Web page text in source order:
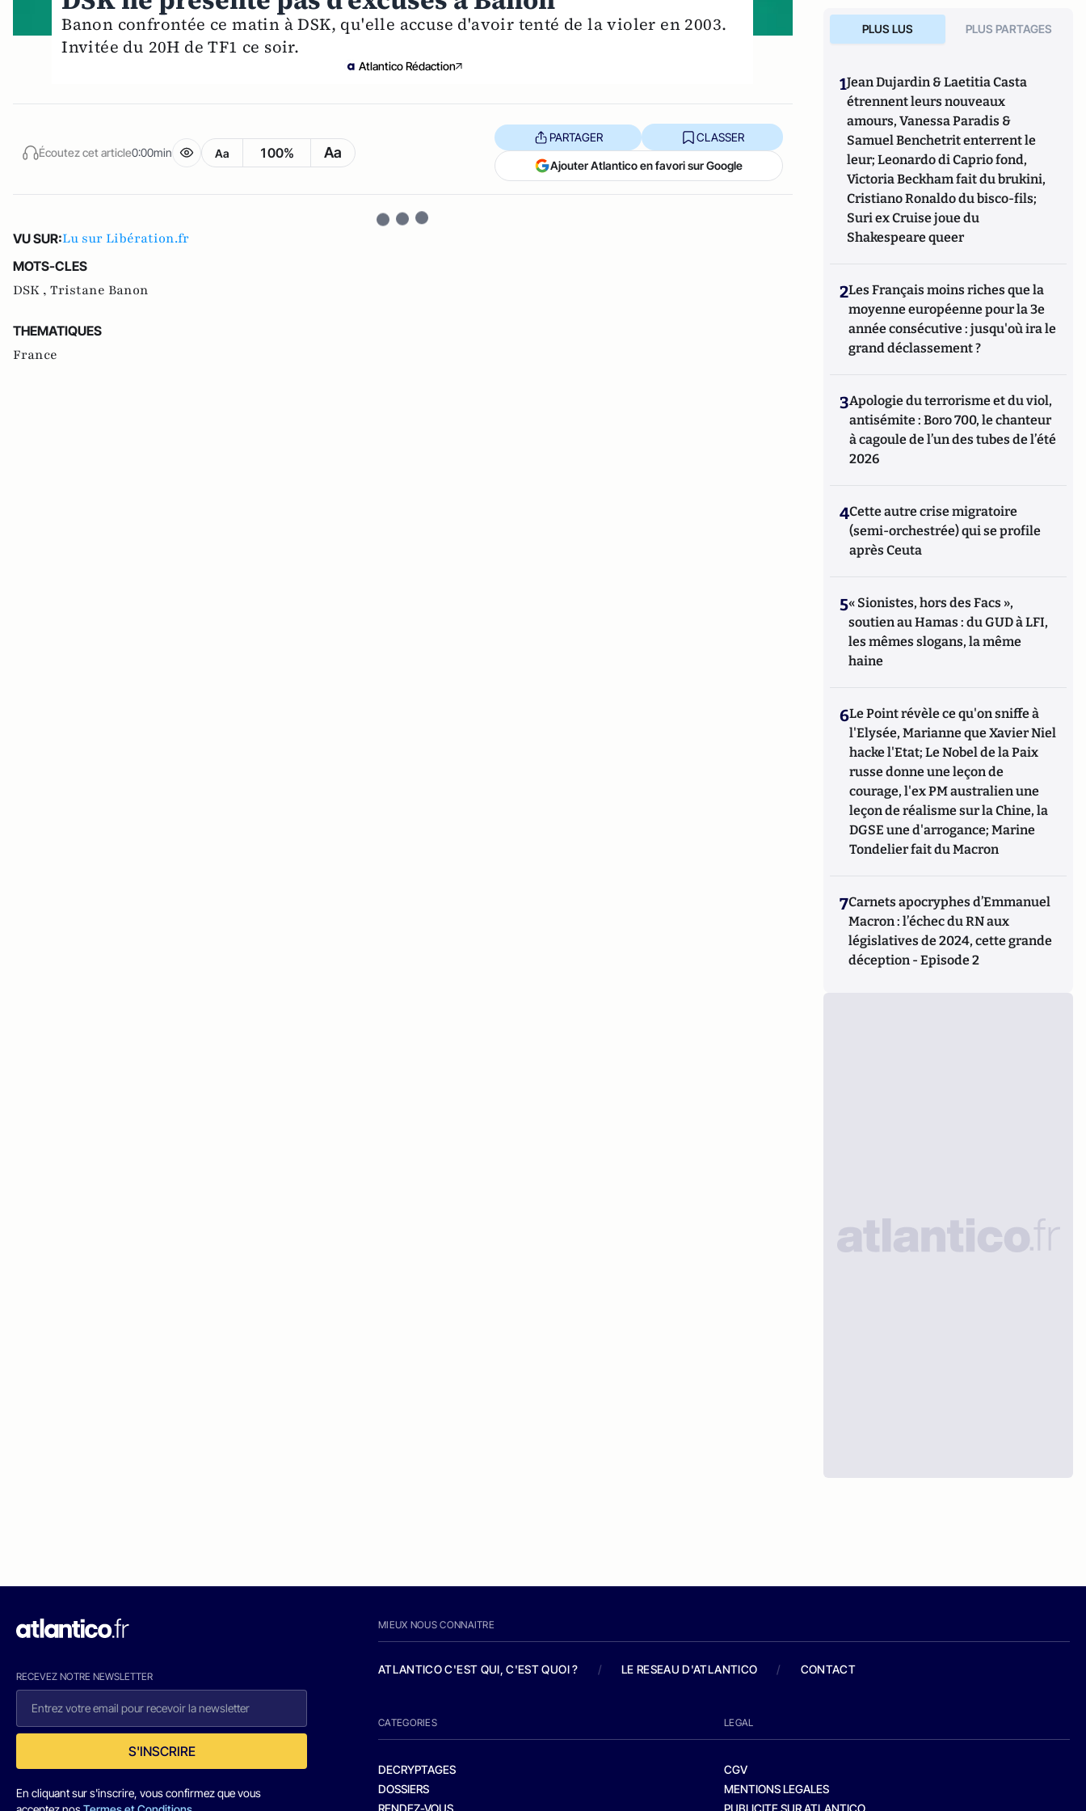
Banon confrontée ce matin à DSK, qu'elle accuse d'avoir tenté de la violer en 2003.
Invitée du 20H de TF1 ce soir.
Atlantico Rédaction
Écoutez cet article0:00min Aa 100% Aa
PARTAGER CLASSER
Ajouter Atlantico en favori sur Google
VU SUR:Lu sur Libération.fr
MOTS-CLES
DSK , Tristane Banon
THEMATIQUES
France
PLUS LUS PLUS PARTAGES
1Jean Dujardin & Laetitia Casta
étrennent leurs nouveaux
amours, Vanessa Paradis &
Samuel Benchetrit enterrent le
leur; Leonardo di Caprio fond,
Victoria Beckham fait du brukini,
Cristiano Ronaldo du bisco-fils;
Suri ex Cruise joue du
Shakespeare queer
2Les Français moins riches que la
moyenne européenne pour la 3e
année consécutive : jusqu'où ira le
grand déclassement ?
3Apologie du terrorisme et du viol,
antisémite : Boro 700, le chanteur
à cagoule de l’un des tubes de l’été
2026
4Cette autre crise migratoire
(semi-orchestrée) qui se profile
après Ceuta
5« Sionistes, hors des Facs »,
soutien au Hamas : du GUD à LFI,
les mêmes slogans, la même
haine
6Le Point révèle ce qu'on sniffe à
l'Elysée, Marianne que Xavier Niel
hacke l'Etat; Le Nobel de la Paix
russe donne une leçon de
courage, l'ex PM australien une
leçon de réalisme sur la Chine, la
DGSE une d'arrogance; Marine
Tondelier fait du Macron
7Carnets apocryphes d’Emmanuel
Macron : l’échec du RN aux
législatives de 2024, cette grande
déception - Episode 2
RECEVEZ NOTRE NEWSLETTER
S'INSCRIRE
En cliquant sur s'inscrire, vous confirmez que vous
MIEUX NOUS CONNAITRE
ATLANTICO C'EST QUI, C'EST QUOI ? / LE RESEAU D'ATLANTICO / CONTACT
CATEGORIES
DECRYPTAGES
DOSSIERS
RENDEZ-VOUS
LEGAL
CGV
MENTIONS LEGALES
PUBLICITE SUR ATLANTICO